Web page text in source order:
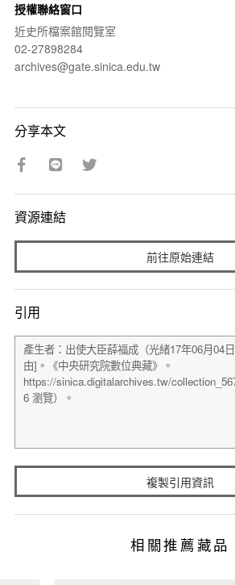
授權聯絡窗口
近史所檔案館閱覽室
02-27898284
archives@gate.sinica.edu.tw
分享本文
資源連結
前往原始連結
引用
複製引用資訊
相關推薦藏品